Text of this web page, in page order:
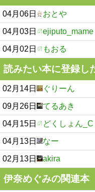
04月06日 おとや
04月03日 ejiputo_mame
04月02日 もおる
読みたい本に登録し
02月14日 ぐりーん
09月26日 てるあき
04月15日 どくしょん_C
04月13日 なー
02月13日 akira
伊奈めぐみの関連本